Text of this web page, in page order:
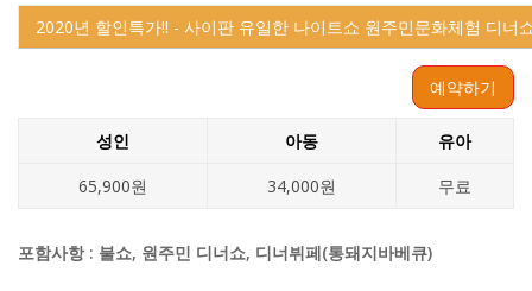
2020년 할인특가!! - 사이판 유일한 나이트쇼 원주민문화체험 디너
예약하기
성인 아동
유아
65,900원
34,000원 무료
포함사항: 불쇼, 원주민 디너쇼, 디너뷔페(통돼지바베큐)